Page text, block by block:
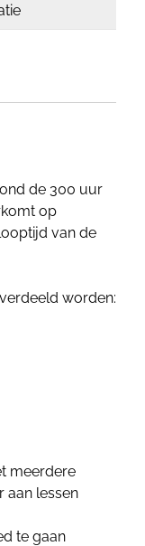
de 300 uur
op
van de
worden:
meerdere
aan lessen
te gaan